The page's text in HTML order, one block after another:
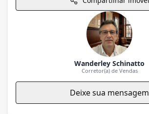
Wanderley Schinatto
Corretor(a) de Vendas
Deixe sua mensagem